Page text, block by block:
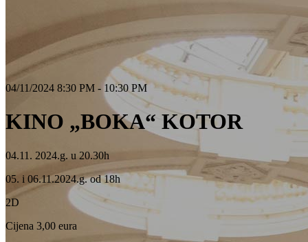
04/11/2024 8:30 PM - 10:30 PM
KINO „BOKA“ KOTOR
04.11. 2024.g. u 20.30h
05. i 06.11.2024.g. od 18h
2D
Cijena 3,00 eura